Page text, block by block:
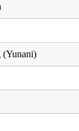
(Yunani)